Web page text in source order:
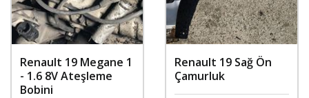
Renault 19 Megane 1
- 1.6 8V Ateşleme
Bobini
Renault 19 Sağ Ön
Çamurluk